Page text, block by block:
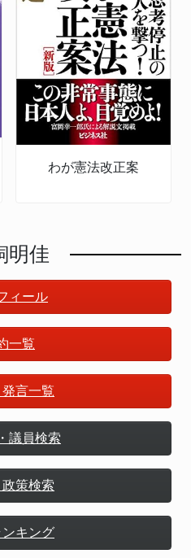
わが憲法改正案
明佳
ィール
一覧
言一覧
議員検索
策検索
キング